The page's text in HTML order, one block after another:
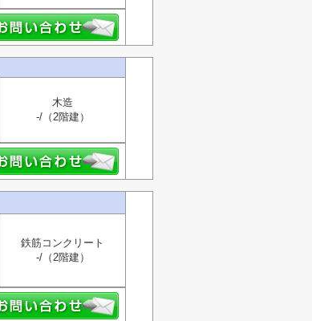
木造
-/（2階建）
鉄筋コンクリート
-/（2階建）